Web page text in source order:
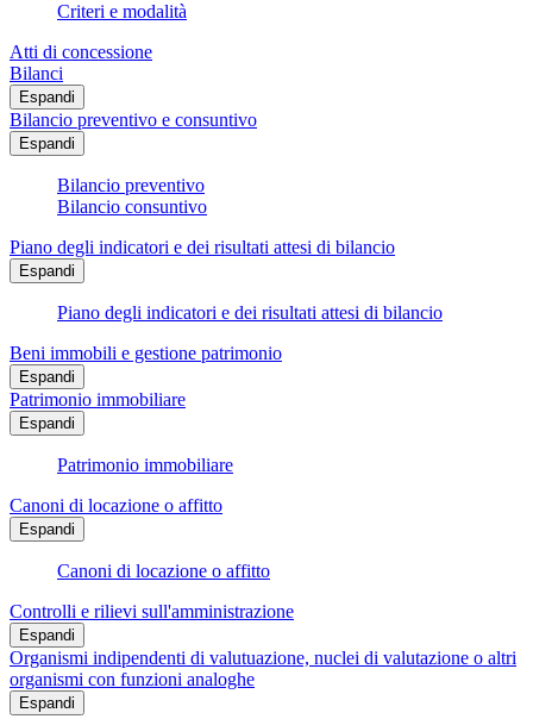
Criteri e modalità
Atti di concessione
Bilanci
Espandi
Bilancio preventivo e consuntivo
Espandi
Bilancio preventivo
Bilancio consuntivo
Piano degli indicatori e dei risultati attesi di bilancio
Espandi
Piano degli indicatori e dei risultati attesi di bilancio
Beni immobili e gestione patrimonio
Espandi
Patrimonio immobiliare
Espandi
Patrimonio immobiliare
Canoni di locazione o affitto
Espandi
Canoni di locazione o affitto
Controlli e rilievi sull'amministrazione
Espandi
Organismi indipendenti di valutuazione, nuclei di valutazione o altri
organismi con funzioni analoghe
Espandi